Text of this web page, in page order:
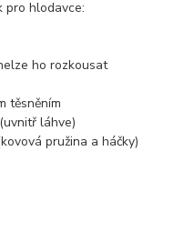
pro hlodavce:
ho rozkousat
těsněním
láhve)
pružina a háčky)